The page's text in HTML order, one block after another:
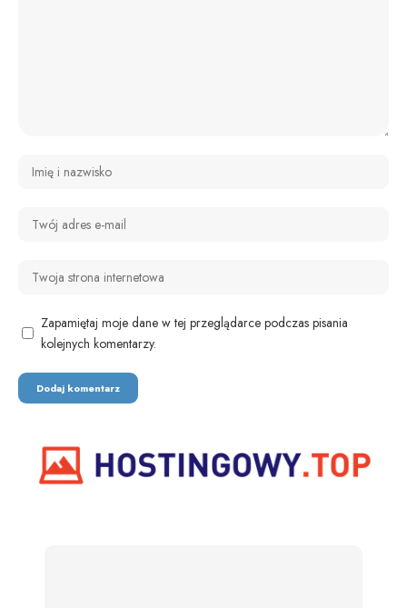
Zapamiętaj moje dane w tej przeglądarce podczas pisania
kolejnych komentarzy.